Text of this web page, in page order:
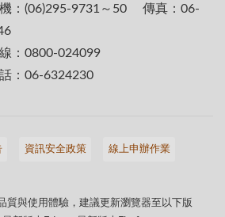
：(06)295-9731～50 傳真：06-
：0800-024099
：06-6324230
資訊安全政策 線上申辦作業
質與使用體驗，建議更新瀏覽器至以下版